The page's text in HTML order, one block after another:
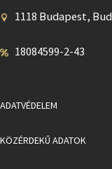
1118 Budapest,
18084599-2-43
ADATVÉDELEM
KÖZÉRDEKŰ ADATOK